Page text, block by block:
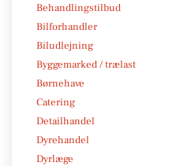
Behandlingstilbud
Bilforhandler
Biludlejning
Byggemarked / trælast
Børnehave
Catering
Detailhandel
Dyrehandel
Dyrlæge